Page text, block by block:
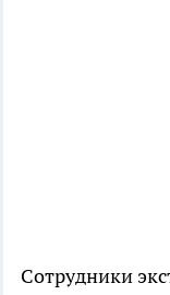
Сотрудники